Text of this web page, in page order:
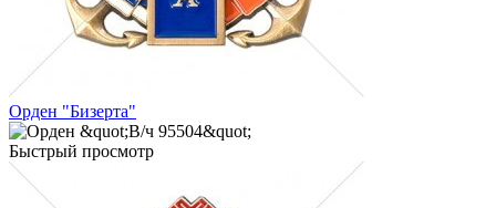
Орден "Бизерта"
Быстрый просмотр